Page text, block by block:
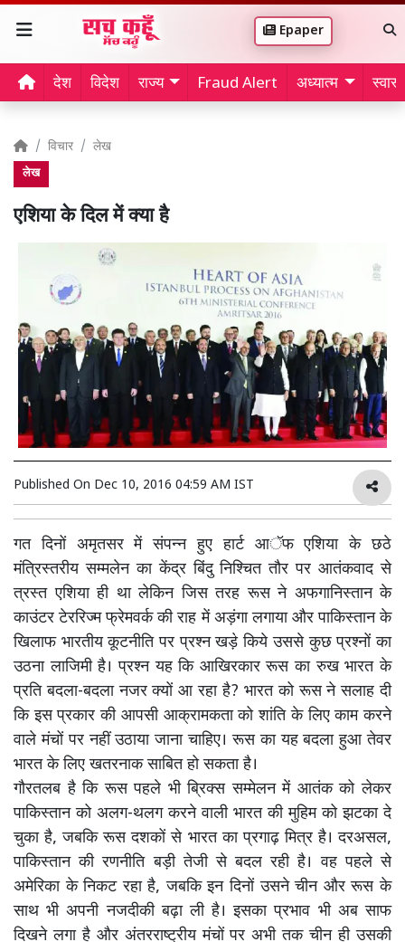
Epaper
देश विदेश राज्य Fraud Alert अध्यात्म
विचार लेख
लेख
एशिया के दिल में क्या है
Published On Dec 10, 2016 04:59 AM IST
गत दिनों अमृतसर में संपन्न हुए हार्ट आॅफ एशिया के छठे
मंत्रिस्तरीय सम्मलेन का केंद्र बिंदु निश्चित तौर पर आतंकवाद से
त्रस्त एशिया ही था लेकिन जिस तरह रूस ने अफगानिस्तान के
काउंटर टेररिज्म फ्रेमवर्क की राह में अड़ंगा लगाया और पाकिस्तान के
खिलाफ भारतीय कूटनीति पर प्रश्न खड़े किये उससे कुछ प्रश्नों का
उठना लाजिमी है। प्रश्न यह कि आखिरकार रूस का रुख भारत के
प्रति बदला-बदला नजर क्यों आ रहा है? भारत को रूस ने सलाह दी
कि इस प्रकार की आपसी आक्रामकता को शांति के लिए काम करने
वाले मंचों पर नहीं उठाया जाना चाहिए। रूस का यह बदला हुआ तेवर
भारत के लिए खतरनाक साबित हो सकता है।
गौरतलब है कि रूस पहले भी ब्रिक्स सम्मेलन में आतंक को लेकर
पाकिस्तान को अलग-थलग करने वाली भारत की मुहिम को झटका दे
चुका है, जबकि रूस दशकों से भारत का प्रगाढ़ मित्र है। दरअसल,
पाकिस्तान की रणनीति बड़ी तेजी से बदल रही है। वह पहले से
अमेरिका के निकट रहा है, जबकि इन दिनों उसने चीन और रूस के
साथ भी अपनी नजदीकी बढ़ा ली है। इसका प्रभाव भी अब साफ
दिखने लगा है और अंतरराष्ट्रीय मंचों पर अभी तक चीन ही उसकी